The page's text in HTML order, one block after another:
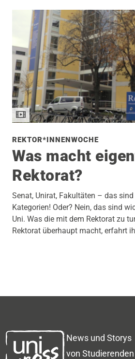
REKTOR*INNENWOCHE
Was macht
Rektorat?
Senat, Unirat, Fakultäten – das
Kategorien! Oder? Nein, das sind
Uni. Was die mit dem Rektorat zu
Rektorat überhaupt macht, erfahrt
News und Storys
von Studierenden